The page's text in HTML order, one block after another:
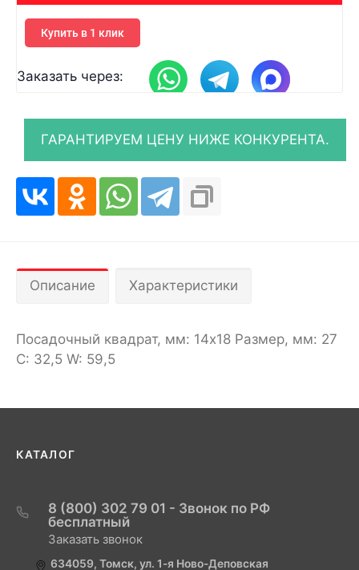
Купить в 1 клик
Заказать через:
Описание Характеристики
Посадочный квадрат, мм: 14х18 Размер, мм: 27
C: 32,5 W: 59,5
КАТАЛОГ
8 (800) 302 79 01 - Звонок по РФ
бесплатный
Заказать звонок
634059, Томск, ул. 1-я Ново-Деповская